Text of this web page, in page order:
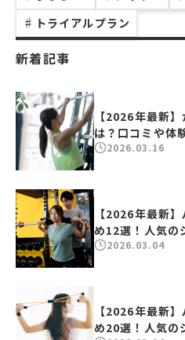
♯ トライアルプラン
新着記事
【2026年最新
は？口コミや体
2026.03.16
【2026年最新
め12選！人気の
2026.03.04
【2026年最新
め20選！人気の